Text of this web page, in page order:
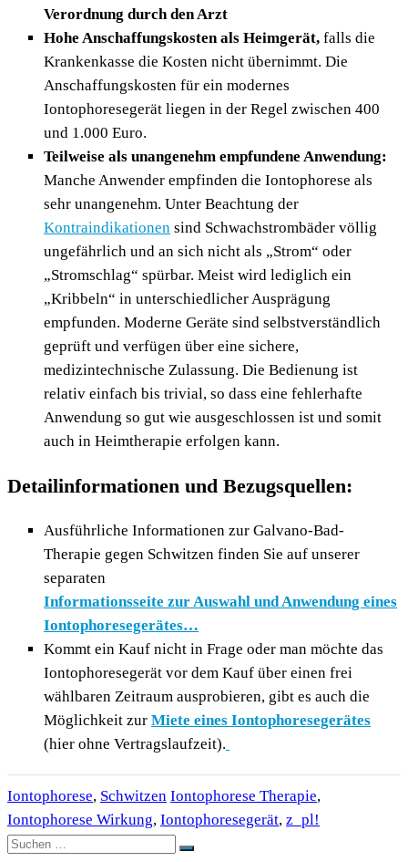
Verordnung durch den Arzt
Hohe Anschaffungskosten als Heimgerät, falls die
Krankenkasse die Kosten nicht übernimmt. Die
Anschaffungskosten für ein modernes
Iontophoresegerät liegen in der Regel zwischen 400
und 1.000 Euro.
Teilweise als unangenehm empfundene Anwendung:
Manche Anwender empfinden die Iontophorese als
sehr unangenehm. Unter Beachtung der
Kontraindikationen sind Schwachstrombäder völlig
ungefährlich und an sich nicht als „Strom“ oder
„Stromschlag“ spürbar. Meist wird lediglich ein
„Kribbeln“ in unterschiedlicher Ausprägung
empfunden. Moderne Geräte sind selbstverständlich
geprüft und verfügen über eine sichere,
medizintechnische Zulassung. Die Bedienung ist
relativ einfach bis trivial, so dass eine fehlerhafte
Anwendung so gut wie ausgeschlossen ist und somit
auch in Heimtherapie erfolgen kann.
Detailinformationen und Bezugsquellen:
Ausführliche Informationen zur Galvano-Bad-
Therapie gegen Schwitzen finden Sie auf unserer
separaten
Informationsseite zur Auswahl und Anwendung eines
Iontophoresegerätes…
Kommt ein Kauf nicht in Frage oder man möchte das
Iontophoresegerät vor dem Kauf über einen frei
wählbaren Zeitraum ausprobieren, gibt es auch die
Möglichkeit zur Miete eines Iontophoresegerätes
(hier ohne Vertragslaufzeit).
Iontophorese, Schwitzen Iontophorese Therapie,
Iontophorese Wirkung, Iontophoresegerät, z_pl!
Suchen
Suchen